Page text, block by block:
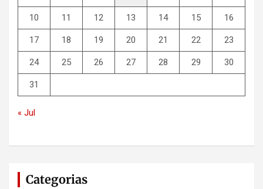
10 11 12 13 14 15 16
17 18 19 20 21 22 23
24 25 26 27 28 29 30
31
« Jul
Categorias